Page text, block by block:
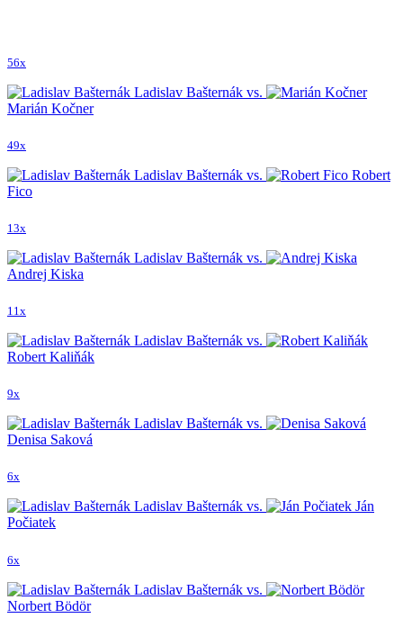
56x
Ladislav Bašternák vs.
Marián Kočner
49x
Ladislav Bašternák vs.
Robert
Fico
13x
Ladislav Bašternák vs.
Andrej Kiska
11x
Ladislav Bašternák vs.
Robert Kaliňák
9x
Ladislav Bašternák vs.
Denisa Saková
6x
Ladislav Bašternák vs.
Ján
Počiatek
6x
Ladislav Bašternák vs.
Norbert Bödör